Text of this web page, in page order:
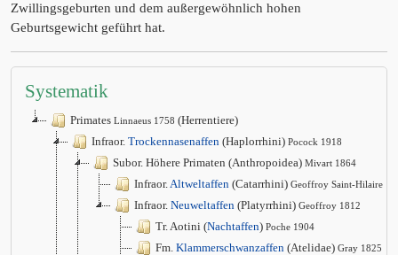
Zwillingsgeburten und dem außergewöhnlich hohen
Geburtsgewicht geführt hat.
Systematik
Primates Linnaeus 1758 (Herrentiere)
Infraor. Trockennasenaffen (Haplorrhini) Pocock 1918
Subor. Höhere Primaten (Anthropoidea) Mivart 1864
Infraor.Altweltaffen (Catarrhini) Geoffroy Saint-Hilaire
Infraor. Neuweltaffen (Platyrrhini) Geoffroy 1812
Tr. Aotini (Nachtaffen) Poche 1904
Fm. Klammerschwanzaffen (Atelidae) Gray 1825